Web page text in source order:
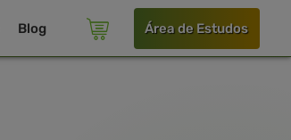
Blog Área de Estudos